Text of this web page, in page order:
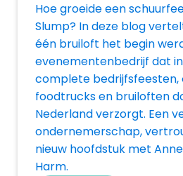
Hoe groeide een
Slump? In deze blog
één bruiloft het begin
evenementenbedrijf dat
complete bedrijfsfeesten,
foodtrucks en bruiloften
Nederland verzorgt. Een
ondernemerschap,
nieuw hoofdstuk met
Harm.